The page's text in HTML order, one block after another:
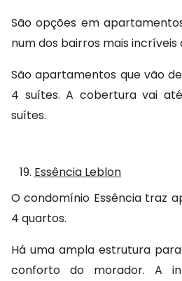
São opções em
num dos bairros mais incríveis
São apartamentos que vão
4 suítes. A cobertura vai
suítes.
19. Essência Leblon
O condomínio Essência traz
4 quartos.
Há uma ampla estrutura
conforto do morador. A